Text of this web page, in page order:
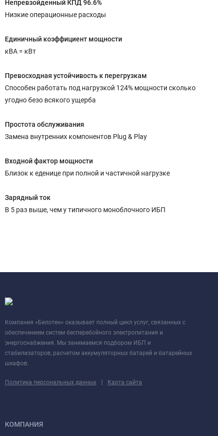
Непревзойденный КПД 96.6%
Низкие операционные расходы
Единичный коэффициент мощности
кВА = кВт
Превосходная устойчивость к перегрузкам
Способен работать под нагрузкой 124% мощности сколько
угодно безо всякого ущерба
Простота обслуживания
Замена внутренних компонентов Plug & Play
Входной фактор мощности
Близок к еденице при полной и частичной нагрузке
Зарядный ток
В 5 раз выше, чем у типичного моноблочного ИБП
Компания «Белотен» оказывает полный цикл услуг, связанных с
обеспечением систем бесперебойного электропитания и
энергоснабжения. Мы занимаемся подбором ИБП и
стабилизаторов, расчетом аккумуляторных батарей и батарейных
шкафов.
Политика персональных данных | Карта сайта
КОМПАНИЯ